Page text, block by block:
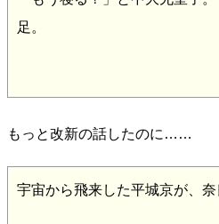
足。
もっと改新の話したのに……
宇宙から飛来した平城京が、奈